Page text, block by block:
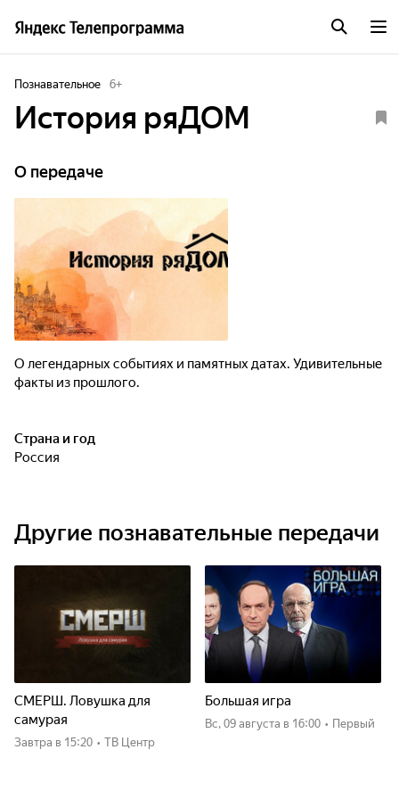
Познавательное 6+
История ряДОМ
О передаче
О легендарных событиях и памятных датах. Удивительные
факты из прошлого.
Страна и год
Россия
Другие познавательные передачи
СМЕРШ. Ловушка для
самурая
Завтра в 15:20 • ТВ Центр
Большая игра
вс, 09 августа в 16:00 • Первый